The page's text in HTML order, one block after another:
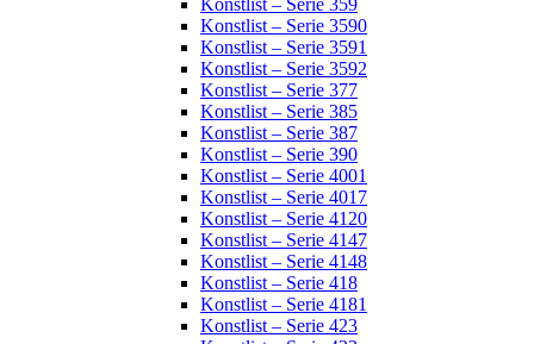
Konstlist – Serie 359
Konstlist – Serie 3590
Konstlist – Serie 3591
Konstlist – Serie 3592
Konstlist – Serie 377
Konstlist – Serie 385
Konstlist – Serie 387
Konstlist – Serie 390
Konstlist – Serie 4001
Konstlist – Serie 4017
Konstlist – Serie 4120
Konstlist – Serie 4147
Konstlist – Serie 4148
Konstlist – Serie 418
Konstlist – Serie 4181
Konstlist – Serie 423